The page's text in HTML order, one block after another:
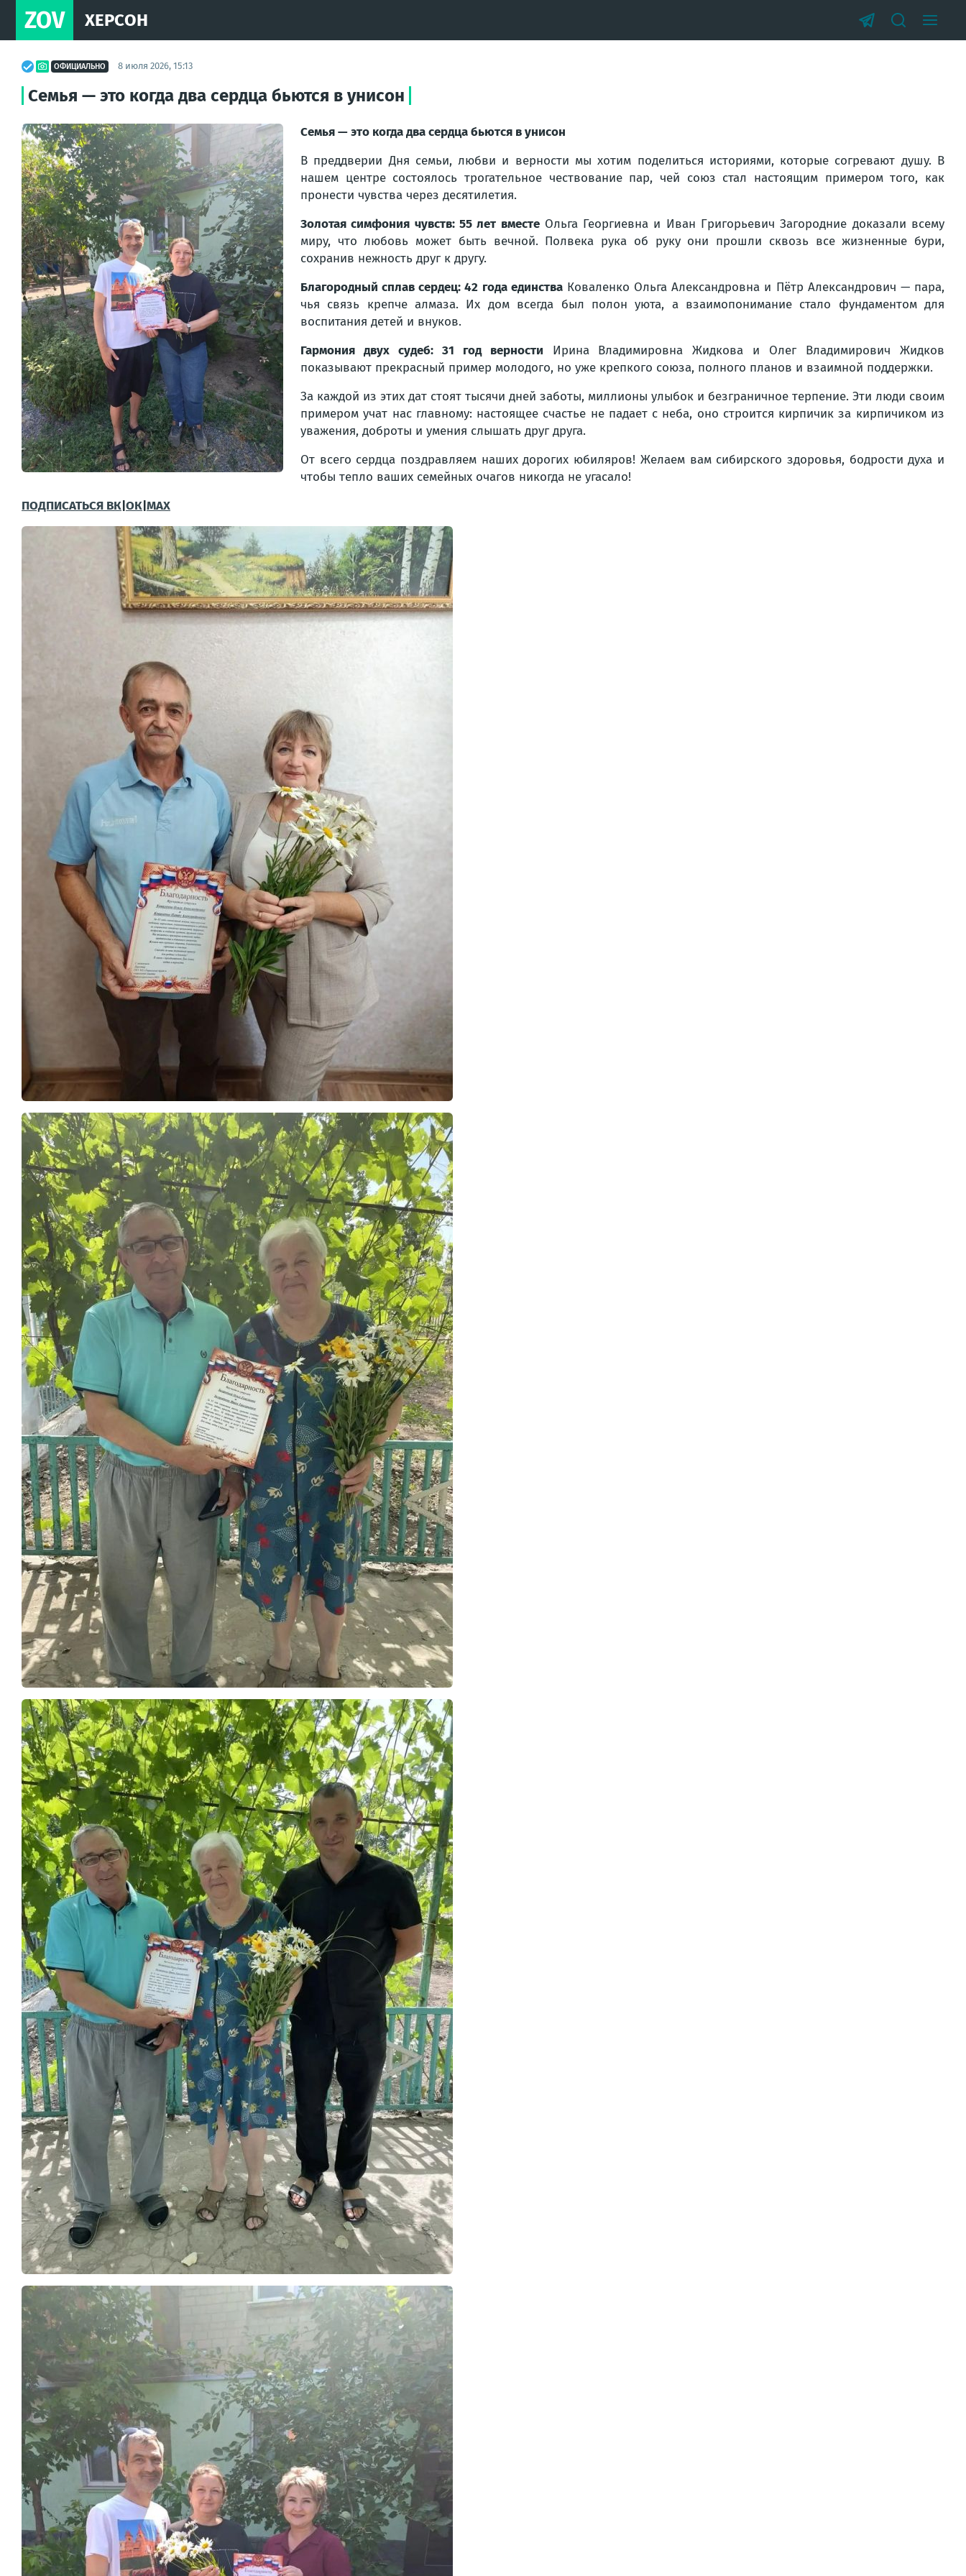
ZOV ХЕРСОН
ОФИЦИАЛЬНО 8 июля 2026, 15:13
Семья — это когда два сердца бьются в унисон
Семья — это когда два сердца бьются в унисон
В преддверии Дня семьи, любви и верности мы хотим поделиться историями, которые согревают душу. В
нашем центре состоялось трогательное чествование пар, чей союз стал настоящим примером того, как
пронести чувства через десятилетия.
Золотая симфония чувств: 55 лет вместеОльга Георгиевна и Иван Григорьевич Загородние доказали всему
миру, что любовь может быть вечной. Полвека рука об руку они прошли сквозь все жизненные бури,
сохранив нежность друг к другу.
Благородный сплав сердец: 42 года единстваКоваленко Ольга Александровна и Пётр Александрович — пара,
чья связь крепче алмаза. Их дом всегда был полон уюта, а взаимопонимание стало фундаментом для
воспитания детей и внуков.
Гармония двух судеб: 31 год верности Ирина Владимировна Жидкова и Олег Владимирович Жидков
показывают прекрасный пример молодого, но уже крепкого союза, полного планов и взаимной поддержки.
За каждой из этих дат стоят тысячи дней заботы, миллионы улыбок и безграничное терпение. Эти люди своим
примером учат нас главному: настоящее счастье не падает с неба, оно строится кирпичик за кирпичиком из
уважения, доброты и умения слышать друг друга.
От всего сердца поздравляем наших дорогих юбиляров! Желаем вам сибирского здоровья, бодрости духа и
чтобы тепло ваших семейных очагов никогда не угасало!
ПОДПИСАТЬСЯ ВК ОК МАХ